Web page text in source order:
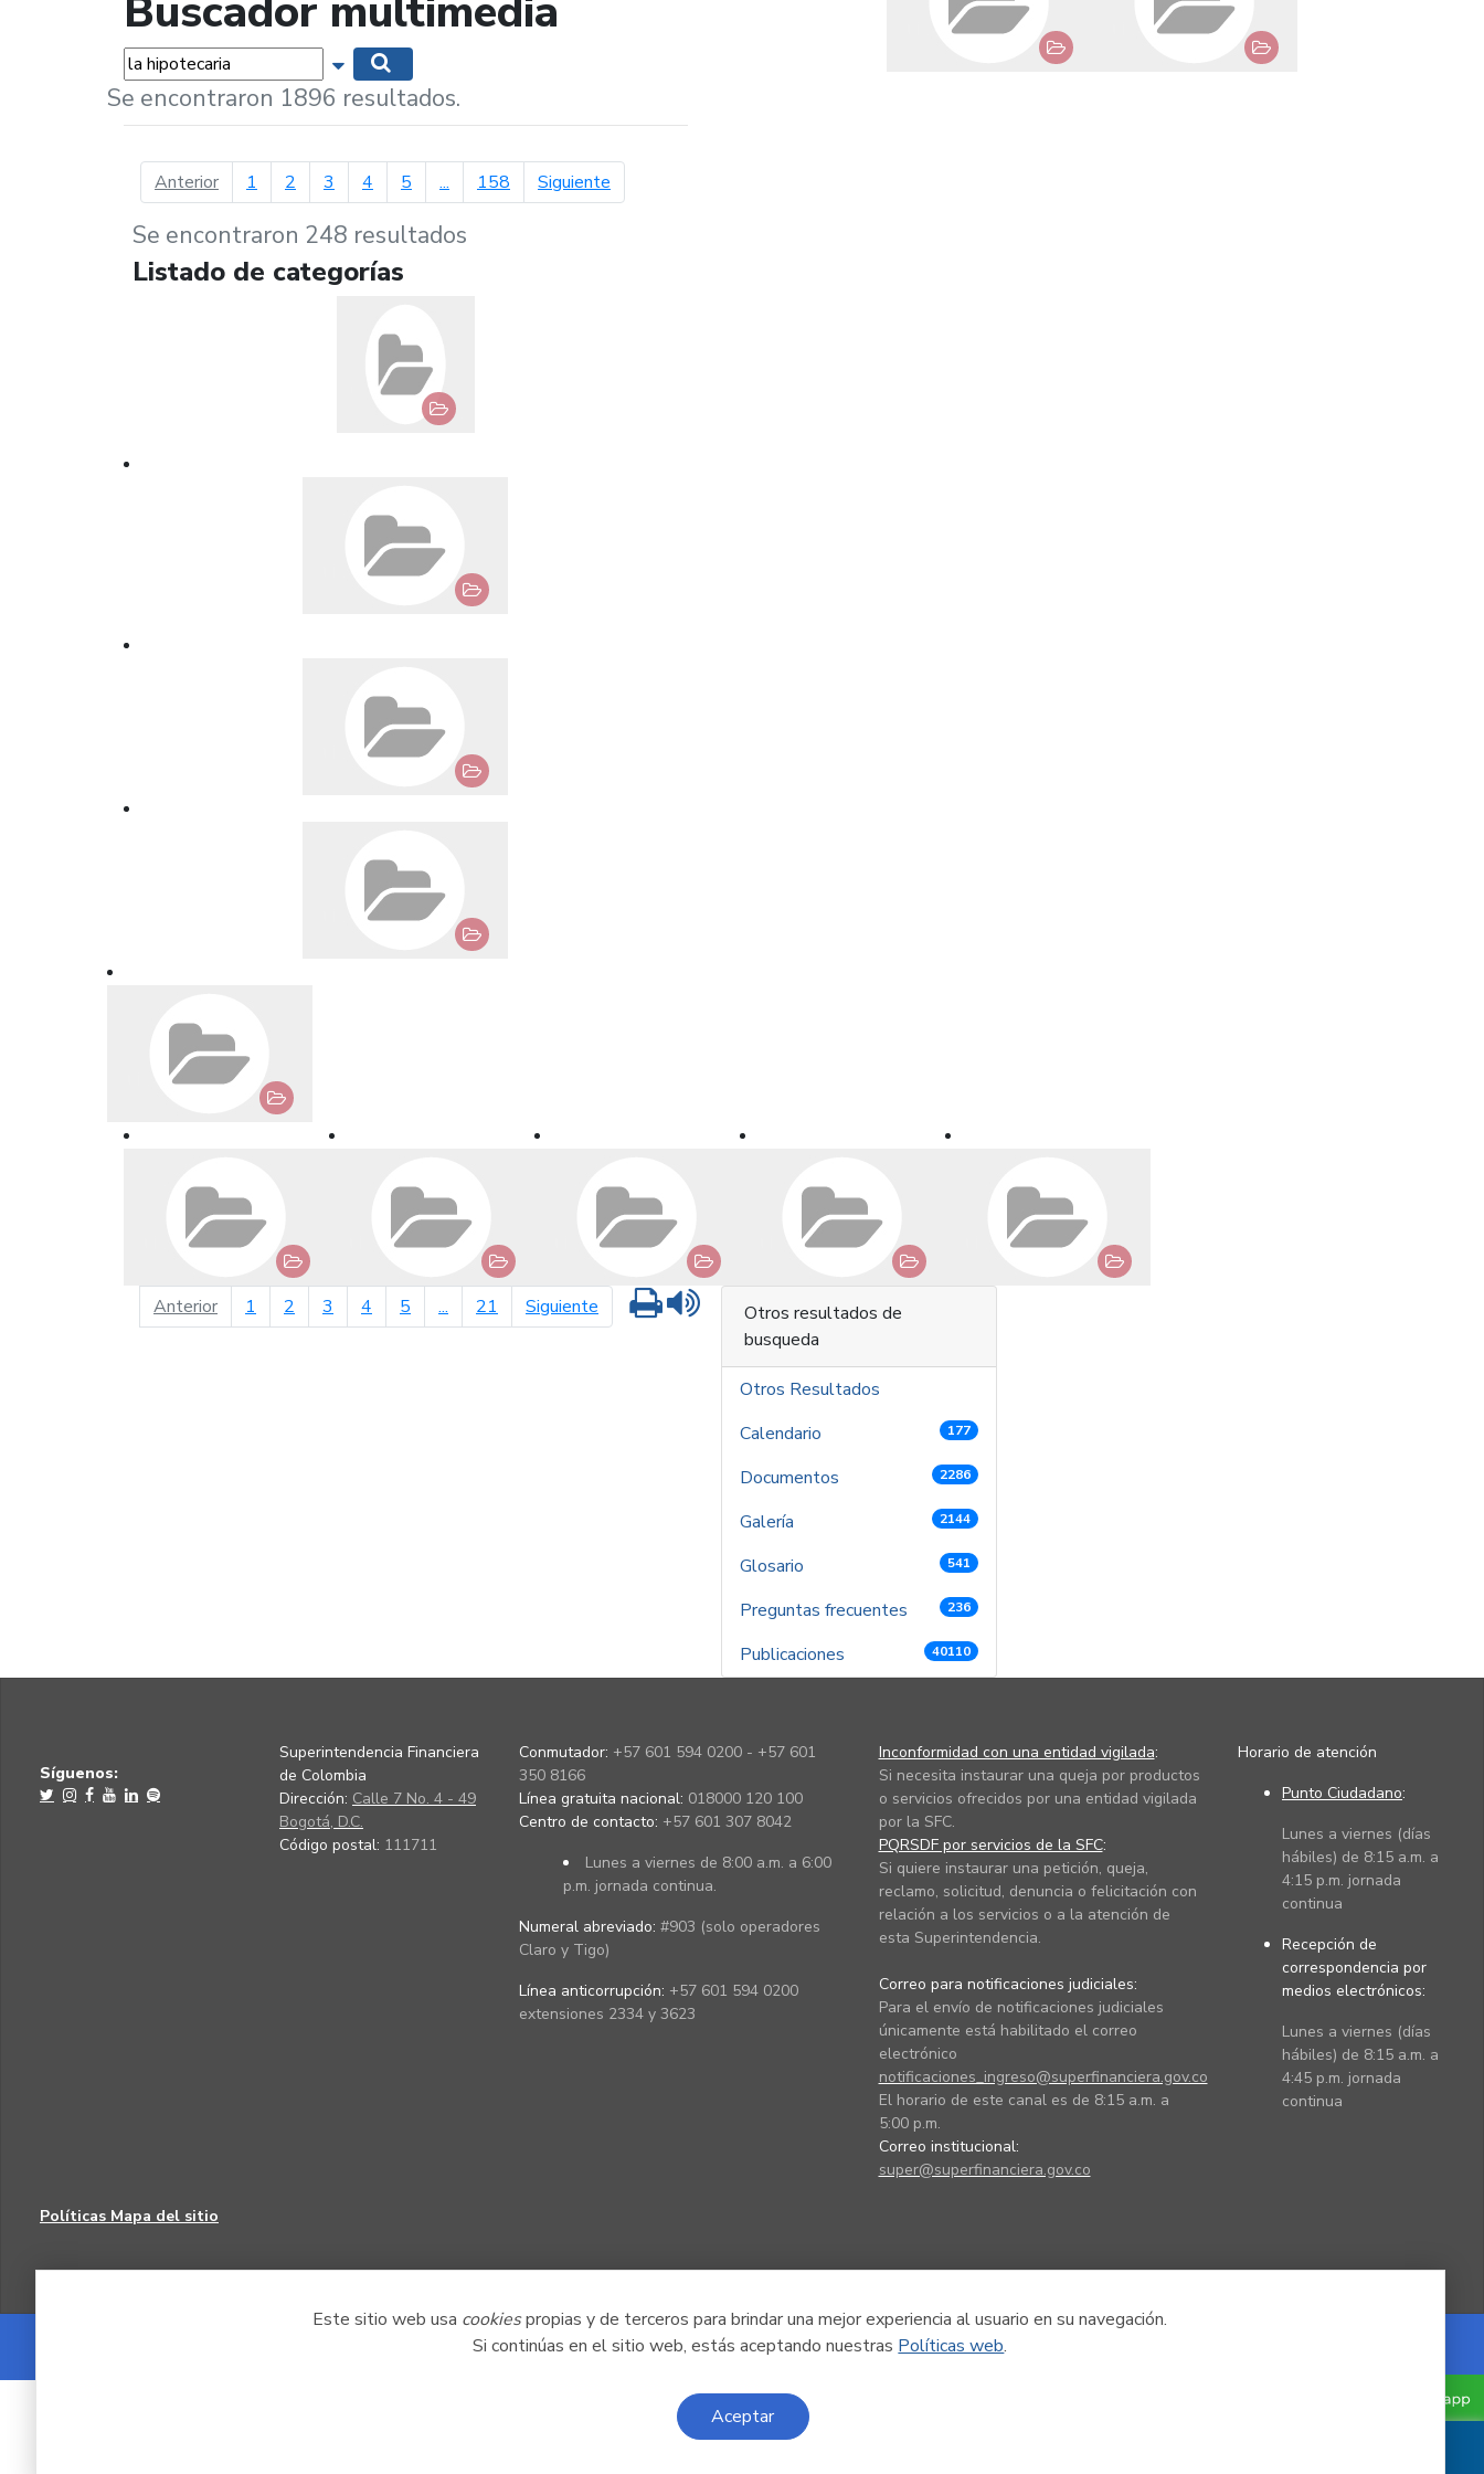
Este sitio web usa cookiespropias y de terceros para brindar una mejor experiencia al usuario en su navegación.
Si continúas en el sitio web, estás aceptando nuestras Políticas web.
Aceptar
Buscador multimedia
Palabras... Mostrar opciones de búsqueda
Se encontraron 1896 resultados.
Anteriorpágina anterior
1 2 3 4 5 ... 158 Siguientepágina siguiente
Se encontraron 248 resultados
Listado de categorías
Anteriorpágina anterior
1 2 3 4 5 ... 21 Siguiente página siguiente
Imprimir
Otros resultados de
busqueda
Otros Resultados
Calendario
177
Documentos 2286
Galería 2144
Glosario 541
Preguntas frecuentes 236
Publicaciones 40110
Síguenos:
Superintendencia Financiera
de Colombia
Dirección: Calle 7 No. 4 - 49
Bogotá, D.C.
Código postal: 111711
Conmutador: +57 601 594 0200 - +57 601
350 8166
Línea gratuita nacional: 018000 120 100
Centro de contacto: +57 601 307 8042
Lunes a viernes de 8:00 a.m. a 6:00
p.m. jornada continua.
Numeral abreviado: #903 (solo operadores
Claro y Tigo)
Línea anticorrupción: +57 601 594 0200
extensiones 2334 y 3623
Inconformidad con una entidad vigilada:
Si necesita instaurar una queja por productos
o servicios ofrecidos por una entidad vigilada
por la SFC.
PQRSDF por servicios de la SFC:
Si quiere instaurar una petición, queja,
reclamo, solicitud, denuncia o felicitación con
relación a los servicios o a la atención de
esta Superintendencia.
Correo para notificaciones judiciales:
Para el envío de notificaciones judiciales
únicamente está habilitado el correo
electrónico
notificaciones_ingreso@superfinanciera.gov.co
El horario de este canal es de 8:15 a.m. a
5:00 p.m.
Correo institucional:
super@superfinanciera.gov.co
Horario de atención
Punto Ciudadano:
Lunes a viernes (días
hábiles) de 8:15 a.m. a
4:15 p.m. jornada
continua
Recepción de
correspondencia por
medios electrónicos:
Lunes a viernes (días
hábiles) de 8:15 a.m. a
4:45 p.m. jornada
continua
Políticas Mapa del sitio
Powered by Nexura